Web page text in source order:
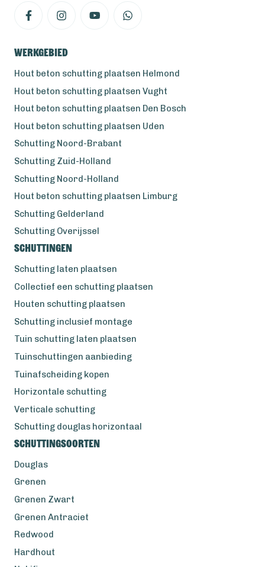
Werkgebied
Hout beton schutting plaatsen Helmond
Hout beton schutting plaatsen Vught
Hout beton schutting plaatsen Den Bosch
Hout beton schutting plaatsen Uden
Schutting Noord-Brabant
Schutting Zuid-Holland
Schutting Noord-Holland
Hout beton schutting plaatsen Limburg
Schutting Gelderland
Schutting Overijssel
Schuttingen
Schutting laten plaatsen
Collectief een schutting plaatsen
Houten schutting plaatsen
Schutting inclusief montage
Tuin schutting laten plaatsen
Tuinschuttingen aanbieding
Tuinafscheiding kopen
Horizontale schutting
Verticale schutting
Schutting douglas horizontaal
Schuttingsoorten
Douglas
Grenen
Grenen Zwart
Grenen Antraciet
Redwood
Hardhout